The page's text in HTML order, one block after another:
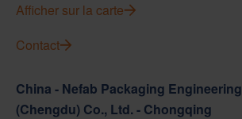
Afficher sur la carte
Contact
China - Nefab Packaging Engineering
(Chengdu) Co., Ltd. - Chongqing